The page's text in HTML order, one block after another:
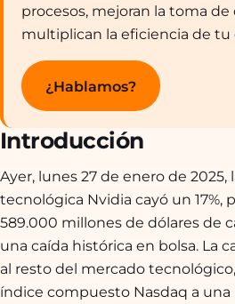
procesos, mejoran la toma de
multiplican la eficiencia de tu
¿Hablamos?
Introducción
Ayer, lunes 27 de enero de 2025,
tecnológica Nvidia cayó un 17%,
589.000 millones de dólares de
una caída histórica en bolsa. La
al resto del mercado
índice compuesto Nasdaq a una